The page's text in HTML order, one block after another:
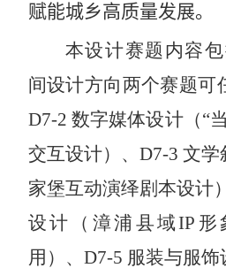
赋能城乡高质量发展。
本设计赛题内容包
间设计方向两个赛题可
D7-2 数字媒体设计（“
交互设计）、 D7-3 文学
家堡互动演绎剧本设计）
设计（漳浦县域IP 形
用）、 D7-5 服装与服